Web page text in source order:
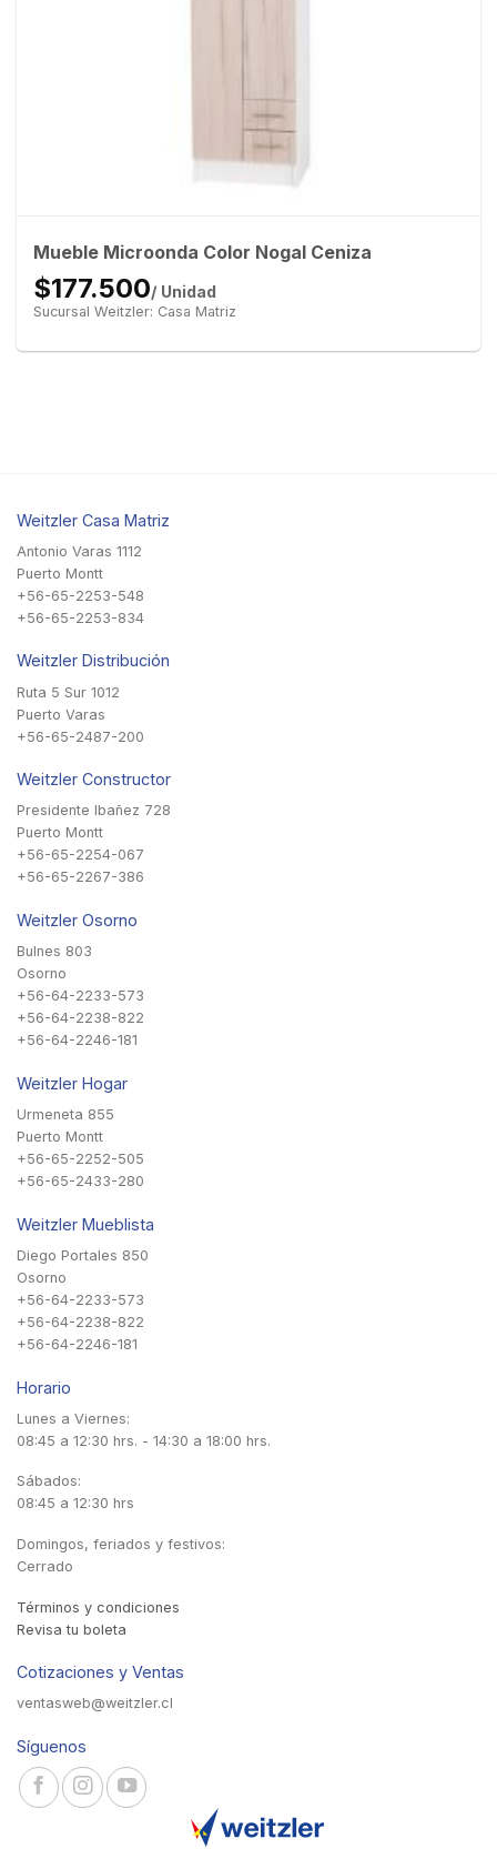
Mueble Microonda Color Nogal Ceniza
$177.500/ Unidad
Sucursal Weitzler: Casa Matriz
Weitzler Casa Matriz
Antonio Varas 1112
Puerto Montt
+56-65-2253-548
+56-65-2253-834
Weitzler Distribución
Ruta 5 Sur 1012
Puerto Varas
+56-65-2487-200
Weitzler Constructor
Presidente Ibañez 728
Puerto Montt
+56-65-2254-067
+56-65-2267-386
Weitzler Osorno
Bulnes 803
Osorno
+56-64-2233-573
+56-64-2238-822
+56-64-2246-181
Weitzler Hogar
Urmeneta 855
Puerto Montt
+56-65-2252-505
+56-65-2433-280
Weitzler Mueblista
Diego Portales 850
Osorno
+56-64-2233-573
+56-64-2238-822
+56-64-2246-181
Horario
Lunes a Viernes:
08:45 a 12:30 hrs. - 14:30 a 18:00 hrs.
Sábados:
08:45 a 12:30 hrs
Domingos, feriados y festivos:
Cerrado
Términos y condiciones
Revisa tu boleta
Cotizaciones y Ventas
ventasweb@weitzler.cl
Síguenos